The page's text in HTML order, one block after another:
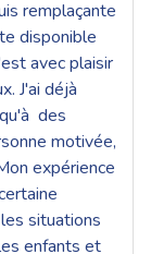
remplaçante
disponible
avec plaisir
J'ai déjà
des
motivée,
expérience
situations
enfants et